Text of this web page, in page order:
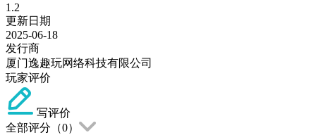
1.2
更新日期
2025-06-18
发行商
厦门逸趣玩网络科技有限公司
玩家评价
写评价
全部评分（0）